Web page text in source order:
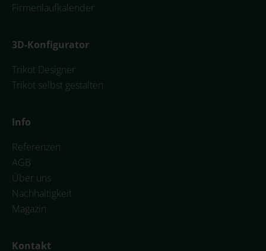
Firmenlaufkalender
3D-Konfigurator
Trikot Designer
Trikot selbst gestalten
Info
Referenzen
AGB
Über uns
Nachhaltigkeit
Magazin
Kontakt